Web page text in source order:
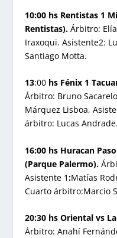
10:00 hs Rentistas 1
Rentistas).Árbitro:
Iraxoqui. Asistente2:
Santiago Motta.
13:00 hs Fénix 1
Árbitro: Bruno
Márquez Lisboa,
árbitro: Lucas Andrade.
16:00 hs Huracan
(Parque Palermo).
Asistente 1:Matías
Cuarto árbitro:Marcio
20:30 hs Oriental vs
Árbitro: Anahí